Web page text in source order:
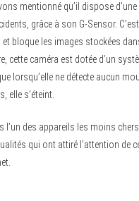
mentionné qu’il dispose
grâce à son G-Sensor.
bloque les images stockées
cette caméra est dotée d’un
lorsqu’elle ne détecte aucun
elle s’éteint.
l’un des appareils les moins
qui ont attiré l’attention de